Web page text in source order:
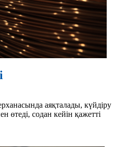
аяқталады, күйдіру
өтеді, содан кейін қажетті